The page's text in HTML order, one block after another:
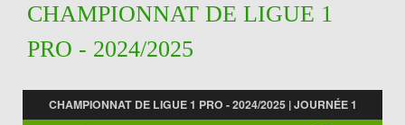
CHAMPIONNAT DE LIGUE 1
PRO - 2024/2025
CHAMPIONNAT DE LIGUE 1 PRO - 2024/2025 | JOURNÉE 1